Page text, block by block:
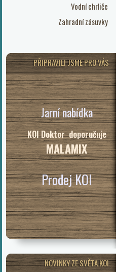
Vodní chrliče
Zahradní zásuvky
PŘIPRAVILI JSME PRO VÁS
Jarní nabídka
KOI Doktor doporučuje
MALAMIX
Prodej KOI
NOVINKY ZE SVĚTA KOI